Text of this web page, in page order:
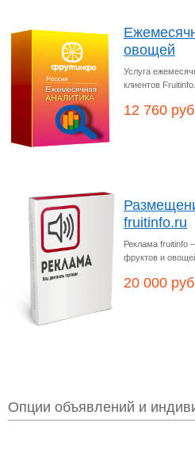
овощей
Услуга
клиентов Fruitinfo.
12 760
fruitinfo.ru
Реклама fruitinfo
фруктов и
20 000
Опции объявлений и